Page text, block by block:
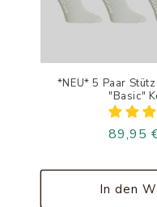
*NEU* 5 Paar
"Basic"
89,95
In den